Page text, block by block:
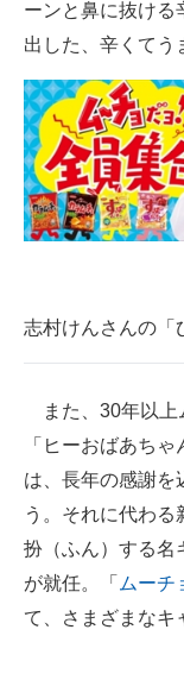
ーンと鼻に抜ける
出した、辛くてう
志村けんさんの「
また、30年以上
「ヒーおばあち
は、長年の感謝を
う。それに代わ
扮（ふん）する名
が就任。「 ムーチ
て、さまざまなキ